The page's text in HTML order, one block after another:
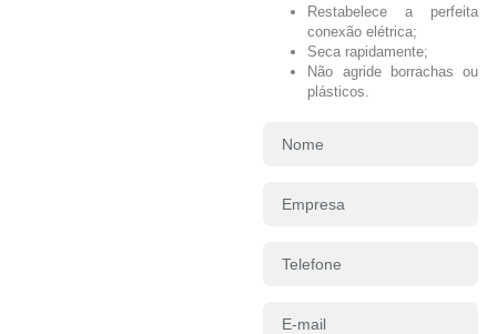
Restabelece a perfeita
conexão elétrica;
Seca rapidamente;
Não agride borrachas ou
plásticos.